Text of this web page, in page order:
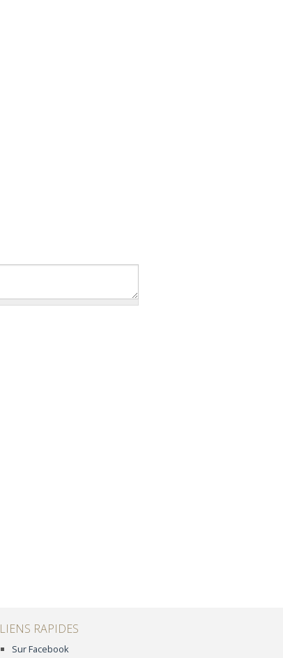
LIENS RAPIDES
Sur Facebook